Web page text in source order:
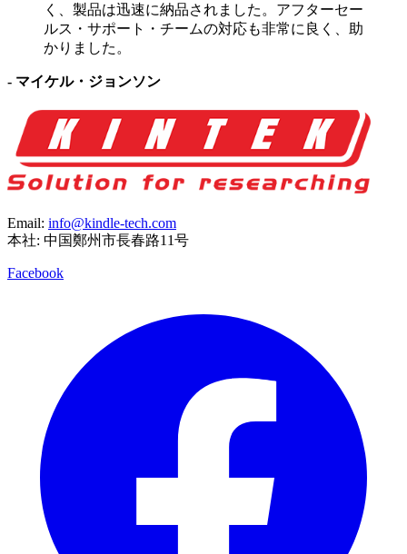
く、製品は迅速に納品されました。アフターセー
ルス・サポート・チームの対応も非常に良く、助
かりました。
- マイケル・ジョンソン
Email: info@kindle-tech.com
本社: 中国鄭州市長春路11号
Facebook